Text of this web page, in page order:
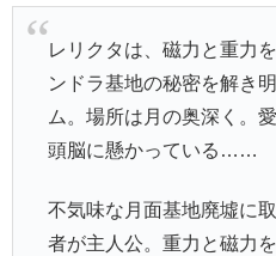
レリクタは、磁力と重力
ンドラ基地の秘密を解き
ム。場所は月の奥深く。
頭脳に懸かっている……
不気味な月面基地廃墟に
者が主人公。重力と磁力